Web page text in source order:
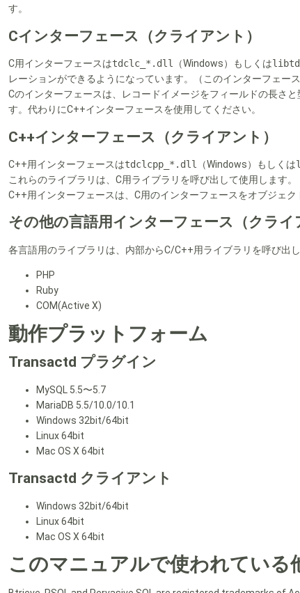
す。
Cインターフェース（クライアント）
C用インターフェースはtdclc_*.dll （Windows）もしくは
レーションができるようになっています。（このインターフェー
Cのインターフェースは、レコードイメージをフィールドの長さ
す。代わりにC++インターフェースを使用してください。
C++インターフェース（クライアント）
C++用インターフェースはtdclcpp_*.dll （Windows）もしくは
これらのライブラリは、C用ライブラリを呼び出して使用します。
C++用インターフェースは、C用のインターフェースをオブジェ
その他の言語用インターフェース（クライ
各言語用のライブラリは、内部からC/C++用ライブラリを呼び出
PHP
Ruby
COM(Active X)
動作プラットフォーム
Transactd プラグイン
MySQL 5.5〜5.7
MariaDB 5.5/10.0/10.1
Windows 32bit/64bit
Linux 64bit
Mac OS X 64bit
Transactd クライアント
Windows 32bit/64bit
Linux 64bit
Mac OS X 64bit
このマニュアルで使われている